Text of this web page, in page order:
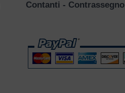
Contanti - Contrassegno